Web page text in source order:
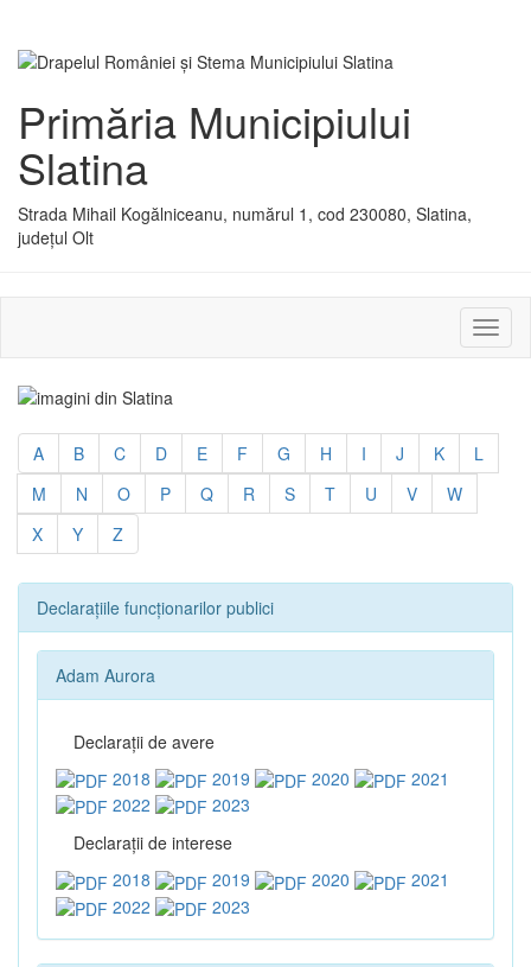
Primăria Municipiului
Slatina
Strada Mihail Kogălniceanu, numărul 1, cod 230080, Slatina,
județul Olt
sau
A B C D E F G H I J K
L
M
N O P Q R S T U V
W
X
Y Z
Declarațiile funcționarilor publici
Adam Aurora
Declaraţii de avere
2018
2019 2020
2021
2022
2023
Declaraţii de interese
2018
2019 2020
2021
2022
2023